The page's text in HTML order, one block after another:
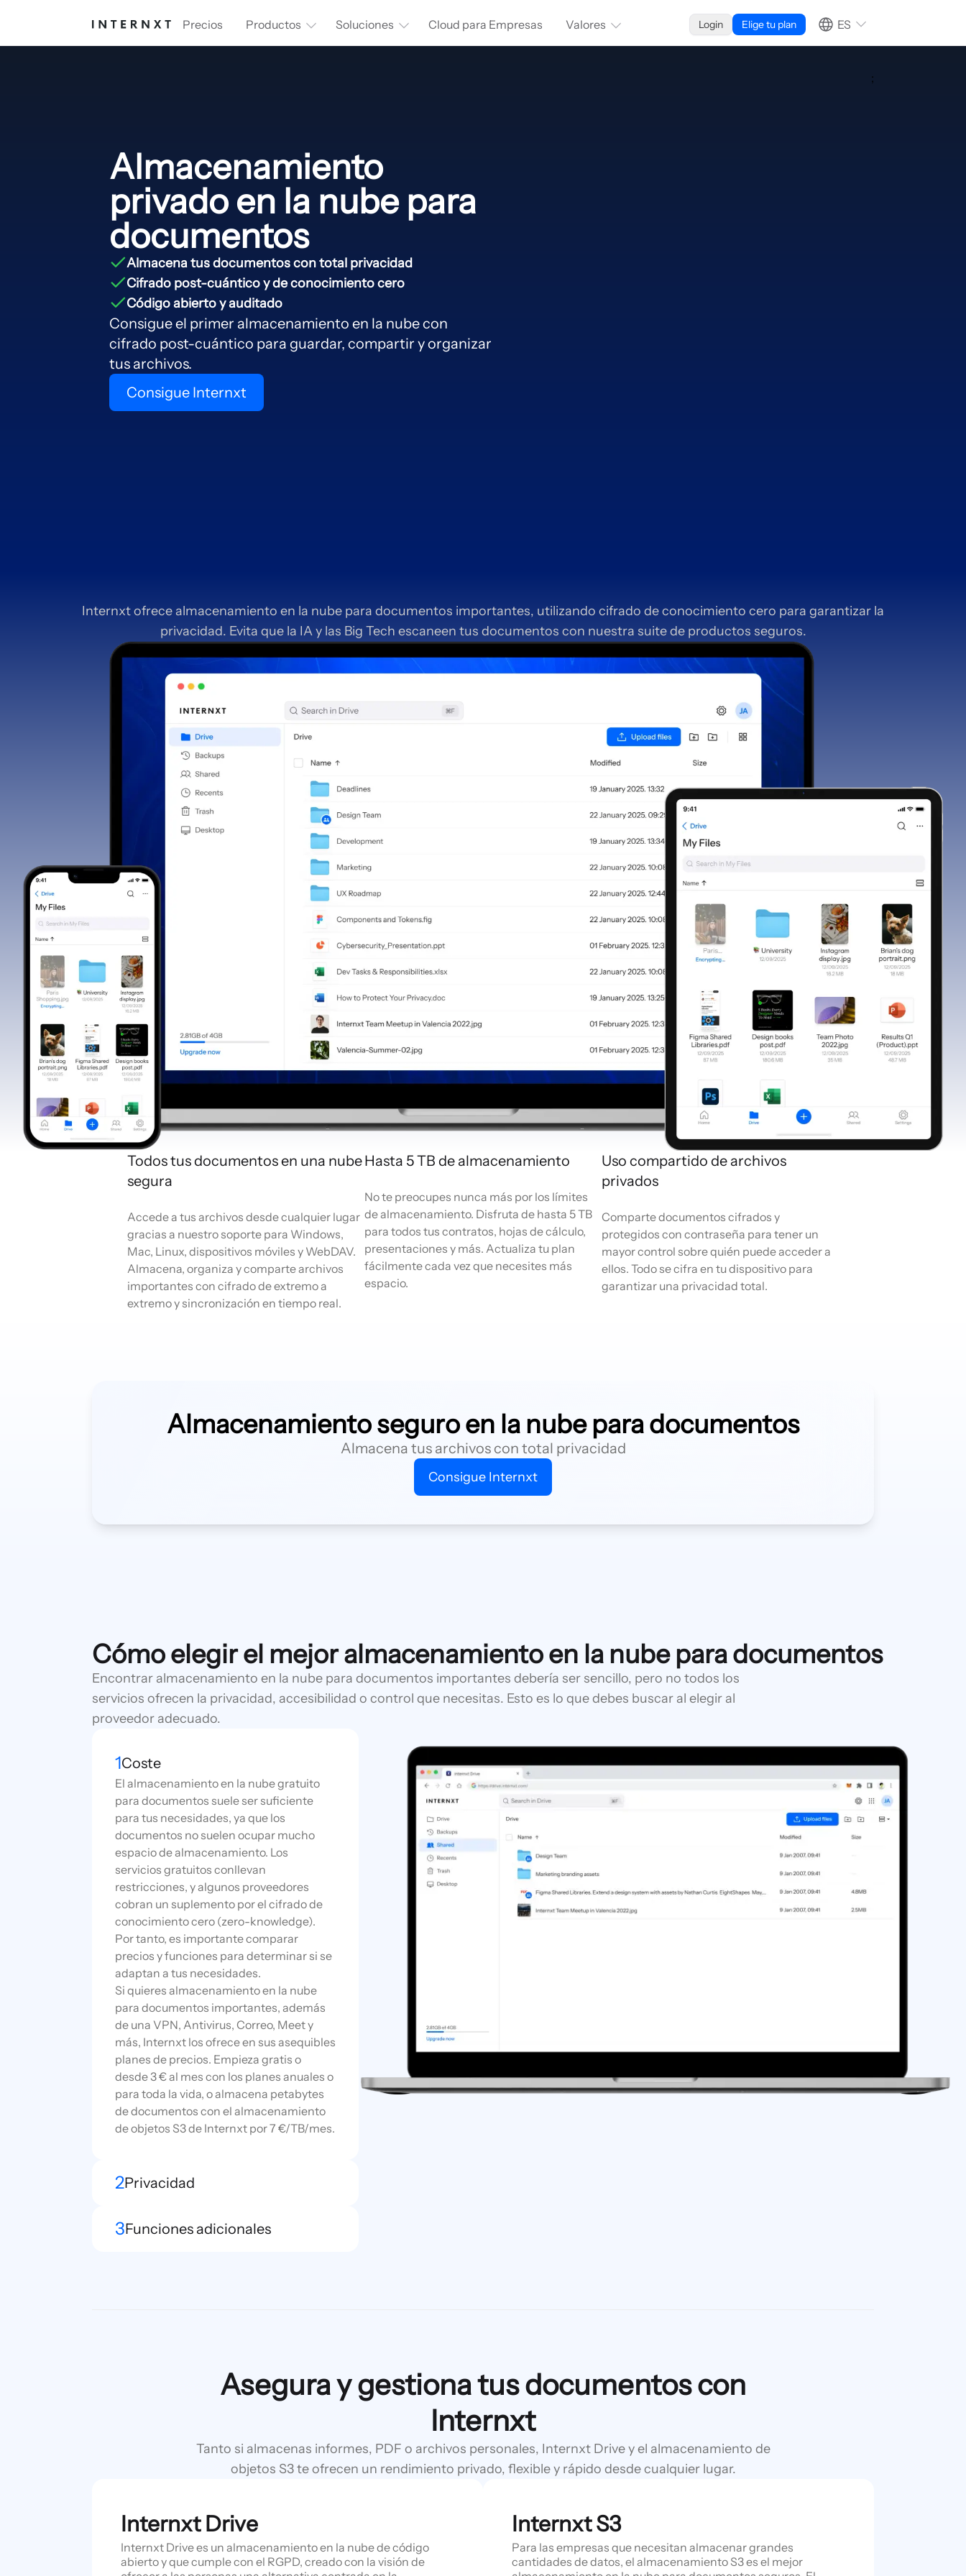
Precios Productos Soluciones Cloud para Empresas Valores Login Elige tu plan ES
Almacenamiento
privado en la nube para
documentos
Almacena tus documentos con total privacidad
Cifrado post-cuántico y de conocimiento cero
Código abierto y auditado
Consigue el primer almacenamiento en la nube con
cifrado post-cuántico para guardar, compartir y organizar
tus archivos.
Consigue Internxt
;
Internxt ofrece almacenamiento en la nube para documentos importantes, utilizando cifrado de conocimiento cero para garantizar la
privacidad. Evita que la IA y las Big Tech escaneen tus documentos con nuestra suite de productos seguros.
Todos tus documentos en una nube
segura
Accede a tus archivos desde cualquier lugar
gracias a nuestro soporte para Windows,
Mac, Linux, dispositivos móviles y WebDAV.
Almacena, organiza y comparte archivos
importantes con cifrado de extremo a
extremo y sincronización en tiempo real.
Hasta 5 TB de almacenamiento
No te preocupes nunca más por los límites
de almacenamiento. Disfruta de hasta 5 TB
para todos tus contratos, hojas de cálculo,
presentaciones y más. Actualiza tu plan
fácilmente cada vez que necesites más
espacio.
Uso compartido de archivos
privados
Comparte documentos cifrados y
protegidos con contraseña para tener un
mayor control sobre quién puede acceder a
ellos. Todo se cifra en tu dispositivo para
garantizar una privacidad total.
Almacenamiento seguro en la nube para documentos
Almacena tus archivos con total privacidad
Consigue Internxt
Cómo elegir el mejor almacenamiento en la nube para documentos
Encontrar almacenamiento en la nube para documentos importantes debería ser sencillo, pero no todos los
servicios ofrecen la privacidad, accesibilidad o control que necesitas. Esto es lo que debes buscar al elegir al
proveedor adecuado.
1Coste
El almacenamiento en la nube gratuito
para documentos suele ser suficiente
para tus necesidades, ya que los
documentos no suelen ocupar mucho
espacio de almacenamiento. Los
servicios gratuitos conllevan
restricciones, y algunos proveedores
cobran un suplemento por el cifrado de
conocimiento cero (zero-knowledge).
Por tanto, es importante comparar
precios y funciones para determinar si se
adaptan a tus necesidades.
Si quieres almacenamiento en la nube
para documentos importantes, además
de una VPN, Antivirus, Correo, Meet y
más, Internxt los ofrece en sus asequibles
planes de precios. Empieza gratis o
desde 3 € al mes con los planes anuales o
para toda la vida, o almacena petabytes
de documentos con el almacenamiento
de objetos S3 de Internxt por 7 €/TB/mes.
2Privacidad
3Funciones adicionales
Asegura y gestiona tus documentos con
Internxt
Tanto si almacenas informes, PDF o archivos personales, Internxt Drive y el almacenamiento de
objetos S3 te ofrecen un rendimiento privado, flexible y rápido desde cualquier lugar.
Internxt Drive
Internxt Drive es un almacenamiento en la nube de código
abierto y que cumple con el RGPD, creado con la visión de
Internxt S3
Para las empresas que necesitan almacenar grandes
cantidades de datos, el almacenamiento S3 es el mejor